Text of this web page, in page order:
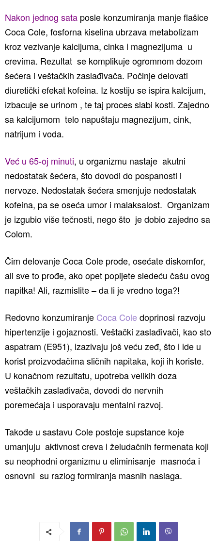
Nakon jednog sata posle konzumiranja manje flašice
Coca Cole, fosforna kiselina ubrzava metabolizam
kroz vezivanje kalcijuma, cinka i magnezijuma u
crevima. Rezultat se komplikuje ogromnom dozom
šećera i veštačkih zaslađivača. Počinje delovati
diuretički efekat kofeina. Iz kostiju se ispira kalcijum,
izbacuje se urinom , te taj proces slabi kosti. Zajedno
sa kalcijumom telo napuštaju magnezijum, cink,
natrijum i voda.
Već u 65-oj minuti, u organizmu nastaje akutni
nedostatak šećera, što dovodi do pospanosti i
nervoze. Nedostatak šećera smenjuje nedostatak
kofeina, pa se oseća umor i malaksalost. Organizam
je izgubio više tečnosti, nego što je dobio zajedno sa
Colom.
Čim delovanje Coca Cole prođe, osećate diskomfor,
ali sve to prođe, ako opet popijete sledeću čašu ovog
napitka! Ali, razmislite – da li je vredno toga?!
Redovno konzumiranje Coca Coledoprinosi razvoju
hipertenzije i gojaznosti. Veštački zaslađivači, kao sto
aspatram (E951), izazivaju još veću zeđ, što i ide u
korist proizvođačima sličnih napitaka, koji ih koriste.
U konačnom rezultatu, upotreba velikih doza
veštačkih zaslađivača, dovodi do nervnih
poremećaja i usporavaju mentalni razvoj.
Takođe u sastavu Cole postoje supstance koje
umanjuju aktivnost creva i želudačnih fermenata koji
su neophodni organizmu u eliminisanje masnoća i
osnovni su razlog formiranja masnih naslaga.